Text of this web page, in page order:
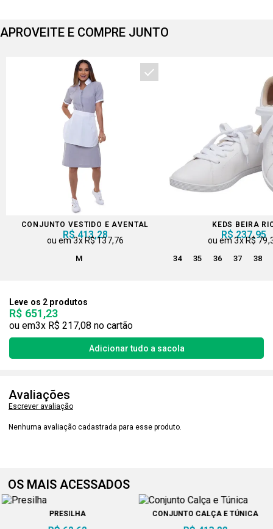
APROVEITE E COMPRE JUNTO
CONJUNTO VESTIDO E AVENTAL
R$ 413,28
3x R$ 137,76
M
KEDS BEIRA
R$ 237,95
3xR$
34 35 36 37 38
Leve os 2 produtos
R$ 651,23
3x R$ 217,08
Avaliações
Escrever avaliação
Nenhuma avaliação cadastrada para esse produto.
OS MAIS ACESSADOS
PRESILHA CONJUNTO CALÇA E TÚNICA